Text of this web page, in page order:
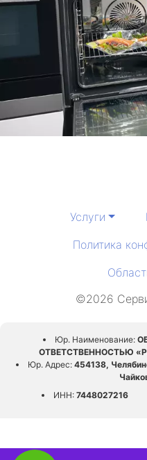
Услуги
Политика
©2026
Юр. Наименование:
ОТВЕТСТВЕННОСТЬЮ
Юр. Адрес:454138,
ИНН: 7448027216